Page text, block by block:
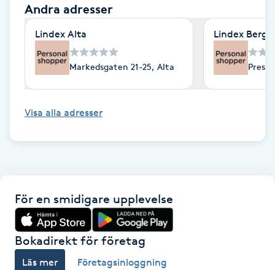
Faceliftmassage
Fet hårbotten
Fettreducering
Fibromassage
Fotsvamp
Fotvård
Andra adresser
Lindex Alta
Markedsgaten 21-25, Alta
Lindex
Visa alla adresser
För en smidigare upplevelse
Bokadirekt för företag
Läs mer Företagsinloggning